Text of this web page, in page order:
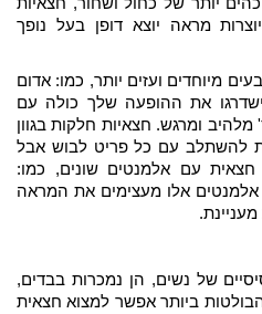
מראה יוצא דופן בעל נופך
מיוחדים ועזים יותר, כמו: אדום
את ההופעה שלך כולה עם
ומרגש. חצאיות חלקות בגוון
להשתלב עם כל פריט לבוש אבל
עם אלמנטים שונים, כמו:
אלמנטים אלו מעצימים את המראה
של נשים, הן נמכרות בבדים,
ביותר אפשר למצוא חצאית